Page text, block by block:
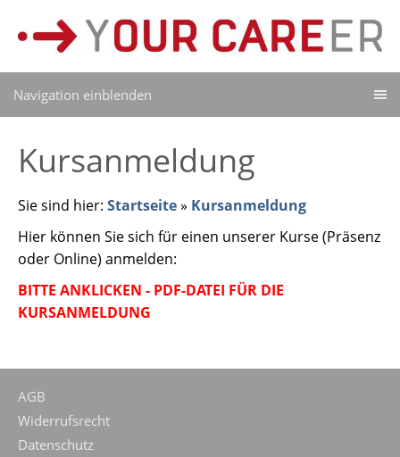
Navigation einblenden
Kursanmeldung
Sie sind hier: Startseite» Kursanmeldung
Hier können Sie sich für einen unserer Kurse (Präsenz
oder Online) anmelden:
BITTE ANKLICKEN - PDF-DATEI FÜR DIE
KURSANMELDUNG
AGB
Widerrufsrecht
Datenschutz